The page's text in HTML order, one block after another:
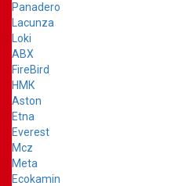
Panadero
Lacunza
Loki
ABX
FireBird
НМК
Aston
Etna
Everest
Mcz
Meta
Ecokamin